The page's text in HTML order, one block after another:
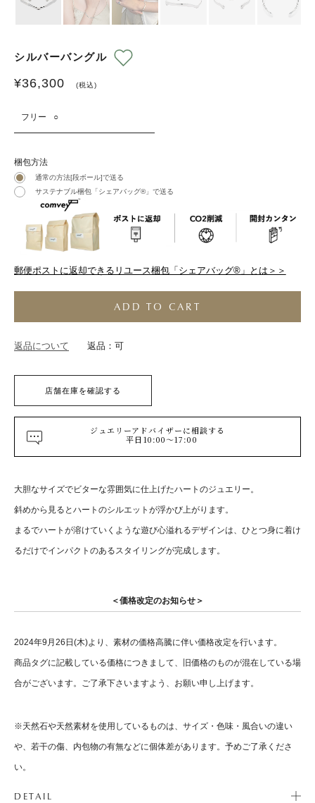
シルバーバングル
¥36,300 (税込)
フリー ○
梱包方法
通常の方法[段ボール]で送る
サステナブル梱包「シェアバッグ®︎」で送る
郵便ポストに返却できるリユース梱包「シェアバッグ®︎」とは＞＞
ADD TO CART
返品について 返品：可
店舗在庫を確認する
ジュエリーアドバイザーに相談する
平日10:00～17:00
大胆なサイズでビターな雰囲気に仕上げたハートのジュエリー。
斜めから見るとハートのシルエットが浮かび上がります。
まるでハートが溶けていくような遊び心溢れるデザインは、ひとつ身に着け
るだけでインパクトのあるスタイリングが完成します。
＜価格改定のお知らせ＞
2024年9月26日(木)より、素材の価格高騰に伴い価格改定を行います。
商品タグに記載している価格につきまして、旧価格のものが混在している場
合がございます。ご了承下さいますよう、お願い申し上げます。
※天然石や天然素材を使用しているものは、サイズ・色味・風合いの違い
や、若干の傷、内包物の有無などに個体差があります。予めご了承くださ
い。
DETAIL